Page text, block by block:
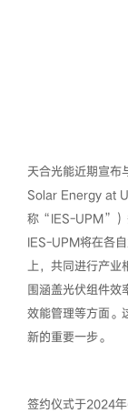
天合光能近期宣
Solar Energy at
称“IES-UPM”）
IES-UPM将在各
上，共同进行产业
围涵盖光伏组件效
效能管理等方面。
新的重要一步。
签约仪式于2024